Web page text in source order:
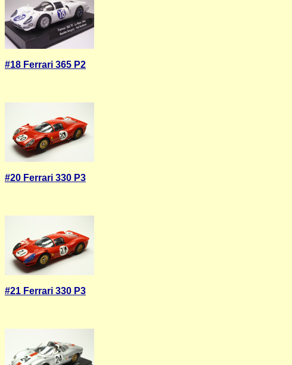
#18 Ferrari 365 P2
#20 Ferrari 330 P3
#21 Ferrari 330 P3